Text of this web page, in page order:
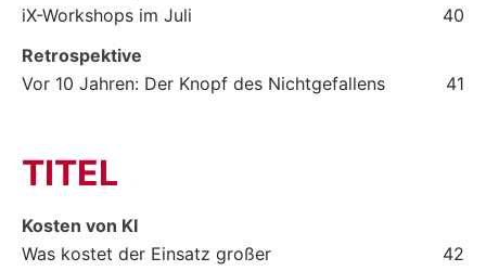
iX-Workshops im Juli
40
Retrospektive
Vor 10 Jahren: Der Knopf des Nichtgefallens
41
TITEL
Kosten von KI
Was kostet der Einsatz großer
42